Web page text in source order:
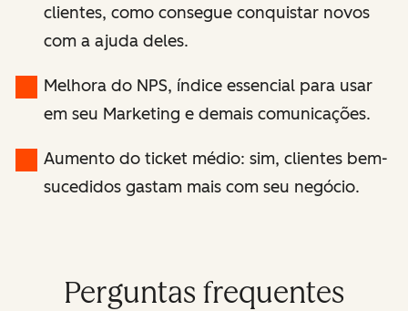
clientes, como consegue conquistar novos
com a ajuda deles.
Melhora do NPS, índice essencial para usar
em seu Marketing e demais comunicações.
Aumento do ticket médio: sim, clientes bem-
sucedidos gastam mais com seu negócio.
Perguntas frequentes